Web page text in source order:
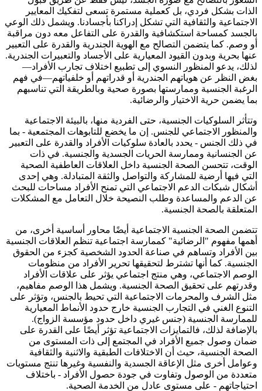
الذات بشكل فردي، بل كعملية مستمرة تسعى لتفكيك المعايير
الاجتماعية والثقافية التي تشكل إدراكنا بأجسادنا. ويشمل ذلك الوعي
بالجسد كمساحة استكشافية والقدرة على التفاعل معه دون مراقبة
أو وصم. كما يتضمن التصالح مع الهوية الجندرية والقدرة على التعبير
عنها بحرية وبدون القيود المعيارية على الأجساد والتعبيرات الجندرية.
لذلك، يدعو المنظور النسوي إلى تطبيع اختلاف تجارب الأفراد—
بغض النظر عن هوياتهم الجندرية أو قدراتهم أو خلفياتهم—في فهم
الرغبة الجنسية وممارستها بصورة صحية وبالطريقة التي تناسبهم
بما يضمن حرية الاختيار والرضائية.
وتتأثر السلوكيات الجنسية، حتى الفردية منها، بالبيئة الاجتماعية
والمنظور الاجتماعي للجنس. إن ما يخضع للتابوهات المجتمعية - بما
في ذلك الجنس - يحدد بالعادة سلوكيات الأفراد والقدرة على التعبير
عن الجنسانية وممارسة الحريات الجسدية والجنسية. في ذات
الوقت، تتحسن الصحة الجنسية داخل العلاقات العاطفية الصحية
التي فيها أرضية للمشاركة والتواصل والثقة المتبادلة. وهي إحدى
أشكال شبكات الدعم الاجتماعي التي تمنح الأفراد مساحات للبحث
عن الدعم والمساعدة وطلب النصيحة خلال التعامل مع المشكلات
المتعلقة بالصحة الجنسية.
تتضمن الصحة الجنسية الاجتماعية أيضًا محاور أساسية أخرى، من
أهمها مفهوم "الرضائية" كممارسة اجتماعية تنظم العلاقات الجنسية
بين الأفراد وتساهم في صناعة الحدود الشخصية كجزء من الحقوق
الجنسية. كما أنها تشترط لتحقيقها تحرير الأفراد من منظومات
الوصم الاجتماعي، وهي منتج اجتماعي يؤثر على علاقات الأفراد
وقدرتهم على تحقيق الصحة الجنسية. ويشمل هذا الوصم مفاهيم،
مثل الشرف والمحرمات الاجتماعية التي تحيط بالجنس، وتؤثر على
التنوع الغني في التجارب الجنسية خارج حدود الأنماط المعيارية
للممارسة الجنسية (جنس غيري داخل حدود مؤسسة الزواج).
بالإضافة لذلك، فالتمايزات الاجتماعية تؤثر أيضًا على القدرة على
ضمان وصول جميع الأفراد في المجتمع إلى ذات المستوى من
الصحة الجنسية، حيث أن الاختلافات الطبقية والاثنية والثقافية
وعوامل أخرى مثل الإعاقة الجسدية والنفسية وغيرها تنتج مستويات
متعددة من الوصول وتفاوت في جودة حصول الأفراد - باختلاف
احتياجاتهم - على مستوى عادل من الخدمة الصحية.